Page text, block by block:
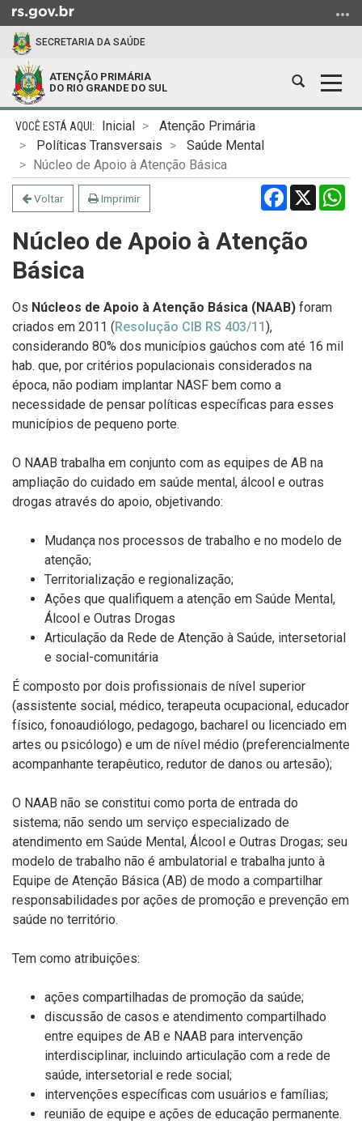
para
conteúdo
para
menu
para
SECRETARIA DA SAÚDE
ATENÇÃO PRIMÁRIA
DO RIO GRANDE DO SUL
Abrir
Início
conteúdo
Inicial
Atenção Primária
Políticas Transversais
Saúde Mental
Núcleo de Apoio à Atenção Básica
Voltar Imprimir Facebook
X
Núcleo de Apoio à Atenção
Básica
Os Núcleos de Apoio à Atenção Básica (NAAB) foram
criados em 2011 (Resolução CIB RS 403/11),
considerando 80% dos municípios gaúchos com até 16 mil
hab. que, por critérios populacionais considerados na
época, não podiam implantar NASF bem como a
necessidade de pensar políticas específicas para esses
municípios de pequeno porte.
O NAAB trabalha em conjunto com as equipes de AB na
ampliação do cuidado em saúde mental, álcool e outras
drogas através do apoio, objetivando:
Mudança nos processos de trabalho e no modelo de
atenção;
Territorialização e regionalização;
Ações que qualifiquem a atenção em Saúde Mental,
Álcool e Outras Drogas
Articulação da Rede de Atenção à Saúde, intersetorial
e social-comunitária
É composto por dois profissionais de nível superior
(assistente social, médico, terapeuta ocupacional, educador
físico, fonoaudiólogo, pedagogo, bacharel ou licenciado em
artes ou psicólogo) e um de nível médio (preferencialmente
acompanhante terapêutico, redutor de danos ou artesão);
O NAAB não se constitui como porta de entrada do
sistema; não sendo um serviço especializado de
atendimento em Saúde Mental, Álcool e Outras Drogas; seu
modelo de trabalho não é ambulatorial e trabalha junto à
Equipe de Atenção Básica (AB) de modo a compartilhar
responsabilidades por ações de promoção e prevenção em
saúde no território.
Tem como atribuições:
ações compartilhadas de promoção da saúde;
discussão de casos e atendimento compartilhado
entre equipes de AB e NAAB para intervenção
interdisciplinar, incluindo articulação com a rede de
saúde, intersetorial e rede social;
intervenções específicas com usuários e famílias;
reunião de equipe e ações de educação permanente.